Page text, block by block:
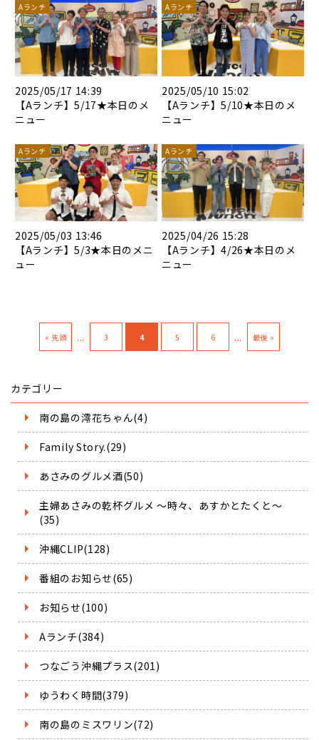
Aランチ
2025/05/17 14:39
【Aランチ】5/17★本日のメ
ニュー
Aランチ
2025/05/10 15:02
【Aランチ】5/10★本日のメ
ニュー
Aランチ
2025/05/03 13:46
【Aランチ】5/3★本日のメニ
ュー
Aランチ
2025/04/26 15:28
【Aランチ】4/26★本日のメ
ニュー
« 先頭 ... 3 4 5 6 ... 最後 »
カテゴリー
南の島の澪花ちゃん(4)
Family Story.(29)
あさみのグルメ酒(50)
主婦あさみの乾杯グルメ ～時々、あすかとたくと～
(35)
沖縄CLIP(128)
番組のお知らせ(65)
お知らせ(100)
Aランチ(384)
つなごう沖縄プラス(201)
ゆうわく時間(379)
南の島のミスワリン(72)